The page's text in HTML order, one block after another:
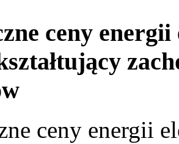
ceny
ceny energii